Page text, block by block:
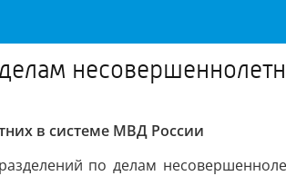
в системе МВД России
по делам